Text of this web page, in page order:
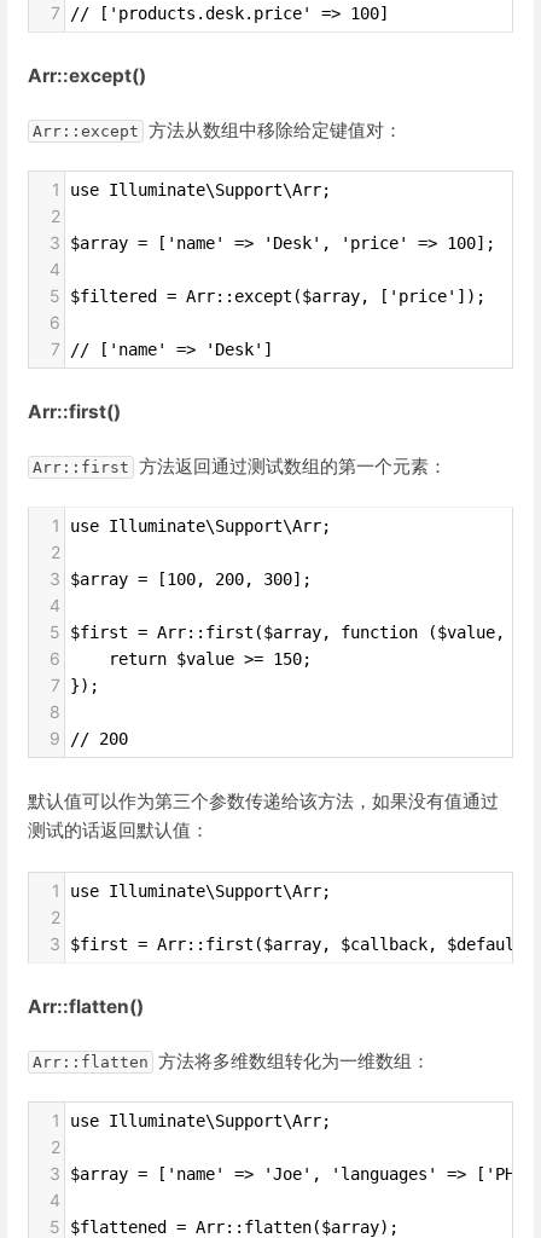
7
// ['products.desk.price' => 100]
Arr::except()
Arr::except 方法从数组中移除给定键值对：
1 use Illuminate\Support\Arr;
2
3
$array = ['name' => 'Desk', 'price' => 100];
4
5
$filtered = Arr::except($array, ['price']);
6
7
// ['name' => 'Desk']
Arr::first()
Arr::first 方法返回通过测试数组的第一个元素：
1 use Illuminate\Support\Arr;
2
3
$array = [100, 200, 300];
4
5
$first = Arr::first($array, function ($value,
6
    return $value >= 150;
7 });
8
9
// 200
默认值可以作为第三个参数传递给该方法，如果没有值通过
测试的话返回默认值：
1 use Illuminate\Support\Arr;
2
3
$first = Arr::first($array, $callback,
Arr::flatten()
Arr::flatten 方法将多维数组转化为一维数组：
1 use Illuminate\Support\Arr;
2
3
$array = ['name' => 'Joe', 'languages' =>
4
5
$flattened = Arr::flatten($array);